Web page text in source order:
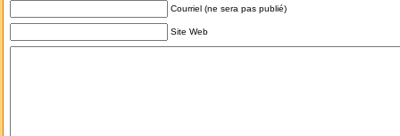
Courriel (ne sera pas publié)
Site Web